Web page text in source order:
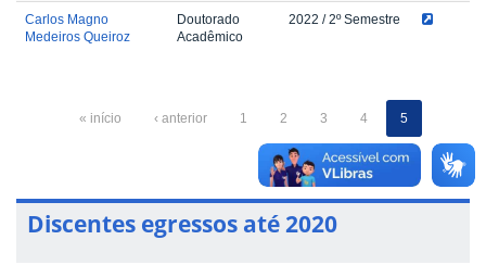
Carlos Magno
Medeiros Queiroz
Doutorado
Acadêmico
2022 / 2º Semestre
« início ‹ anterior 1 2 3 4 5
Discentes egressos até 2020